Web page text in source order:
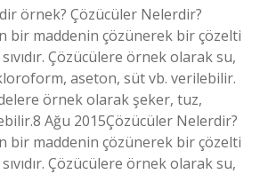
örnek? Çözücüler Nelerdir?
bir maddenin çözünerek bir çözelti
Çözücülere örnek olarak su,
aseton, süt vb. verilebilir.
örnek olarak şeker, tuz,
Ağu 2015Çözücüler Nelerdir?
bir maddenin çözünerek bir çözelti
Çözücülere örnek olarak su,